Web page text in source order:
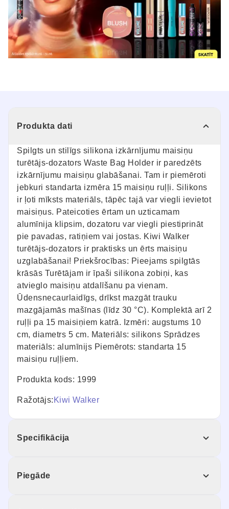
Produkta dati
Spilgts un stilīgs silikona izkārnījumu maisiņu
turētājs-dozators Waste Bag Holder ir paredzēts
izkārnījumu maisiņu glabāšanai. Tam ir piemēroti
jebkuri standarta izmēra 15 maisiņu ruļļi. Silikons
ir ļoti mīksts materiāls, tāpēc tajā var viegli ievietot
maisiņus. Pateicoties ērtam un uzticamam
alumīnija klipsim, dozatoru var viegli piestiprināt
pie pavadas, ratiņiem vai jostas. Kiwi Walker
turētājs-dozators ir praktisks un ērts maisiņu
uzglabāšanai! Priekšrocības: Pieejams spilgtās
krāsās Turētājam ir īpaši silikona zobiņi, kas
atvieglo maisiņu atdalīšanu pa vienam.
Ūdensnecaurlaidīgs, drīkst mazgāt trauku
mazgājamās mašīnas (līdz 30 °C). Komplektā arī 2
ruļļi pa 15 maisiņiem katrā. Izmēri: augstums 10
cm, diametrs 5 cm. Materiāls: silikons Sprādzes
materiāls: alumīnijs Piemērots: standarta 15
maisiņu ruļļiem.
Produkta kods: 1999
Ražotājs: Kiwi Walker
Specifikācija
Piegāde